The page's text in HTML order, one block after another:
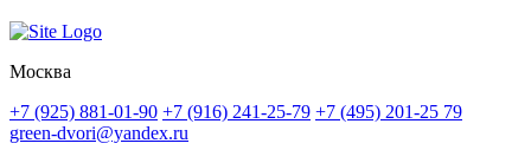
Москва
+7 (925) 881-01-90 +7 (916) 241-25-79 +7 (495) 201-25 79
green-dvori@yandex.ru